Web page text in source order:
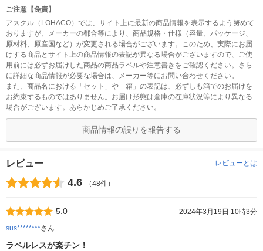
ご注意【免責】
アスクル（LOHACO）では、サイト上に最新の商品情報を表示するよう努めて
おりますが、メーカーの都合等により、商品規格・仕様（容量、パッケージ、
原材料、原産国など）が変更される場合がございます。このため、実際にお届
けする商品とサイト上の商品情報の表記が異なる場合がございますので、ご使
用前には必ずお届けした商品の商品ラベルや注意書きをご確認ください。さら
に詳細な商品情報が必要な場合は、メーカー等にお問い合わせください。
また、商品名における「セット」や「箱」の表記は、必ずしも箱でのお届けを
お約束するものではありません。お届け形態は倉庫の在庫状況等により異なる
場合がございます。あらかじめご了承ください。
商品情報の誤りを報告する
レビュー レビューとは
4.6 （48件）
5.0
2024年3月19日 10時3分
sus********さん
ラベルレスが楽チン！